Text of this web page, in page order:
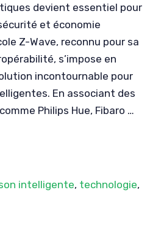
devient essentiel pour
et économie
Z-Wave, reconnu pour sa
s’impose en
incontournable pour
En associant des
Philips Hue, Fibaro …
intelligente, technologie,